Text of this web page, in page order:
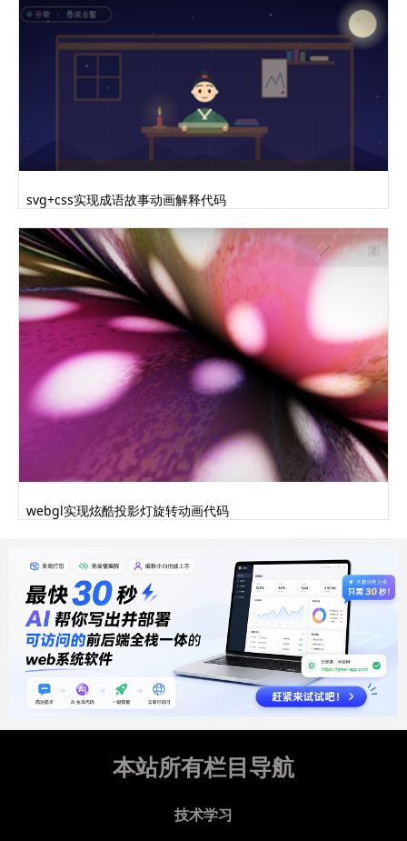
svg+css实现成语故事动画解释代码
webgl实现炫酷投影灯旋转动画代码
本站所有栏目导航
技术学习